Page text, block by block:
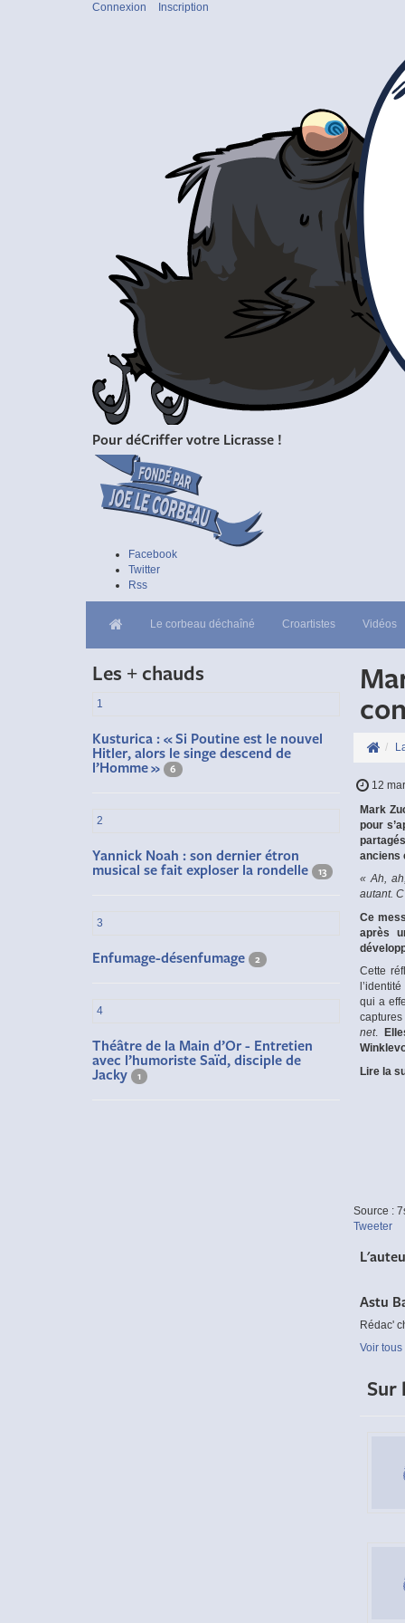
Connexion Inscription
Pour déCriffer votre Licrasse !
Facebook
Twitter
Rss
Le corbeau déchaîné Croartistes Vidéos
Les + chauds
1
Kusturica : « Si Poutine est le nouvel
Hitler, alors le singe descend de
l’Homme »
6
2
Yannick Noah : son dernier étron
musical se fait exploser la rondelle
13
3
Enfumage-désenfumage 2
4
Théâtre de la Main d’Or - Entretien
avec l’humoriste Saïd, disciple de
Jacky
1
12
Mark
pour
anciens
« Ah,
autant.
Ce
après
Cette
qui a
net.
Lire la
Source :
Tweeter
Astu
Rédac'
Voir
Sur